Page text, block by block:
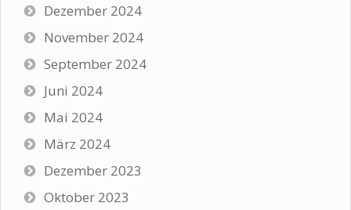
Dezember 2024
November 2024
September 2024
Juni 2024
Mai 2024
März 2024
Dezember 2023
Oktober 2023